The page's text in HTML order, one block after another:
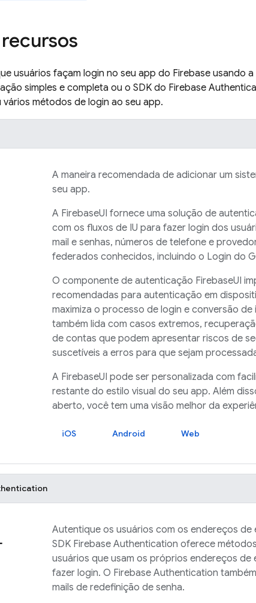
usuários façam login no seu app do Firebase usando a
simples e completa ou o SDK do Firebase
vários métodos de login ao seu app.
A maneira recomendada de adicionar um
seu app.
A FirebaseUI fornece uma solução de
com os fluxos de IU para fazer login dos
mail e senhas, números de telefone e
federados conhecidos, incluindo o Login do
O componente de autenticação FirebaseUI
recomendadas para autenticação em
maximiza o processo de login e conversão de
também lida com casos extremos,
de contas que podem apresentar riscos de
suscetíveis a erros para que sejam
A FirebaseUI pode ser personalizada com
restante do estilo visual do seu app. Além
aberto, você tem uma visão melhor da
iOS Android Web
Autentique os usuários com os endereços de
SDK Firebase Authentication oferece
usuários que usam os próprios endereços de
fazer login. O Firebase Authentication
mails de redefinição de senha.